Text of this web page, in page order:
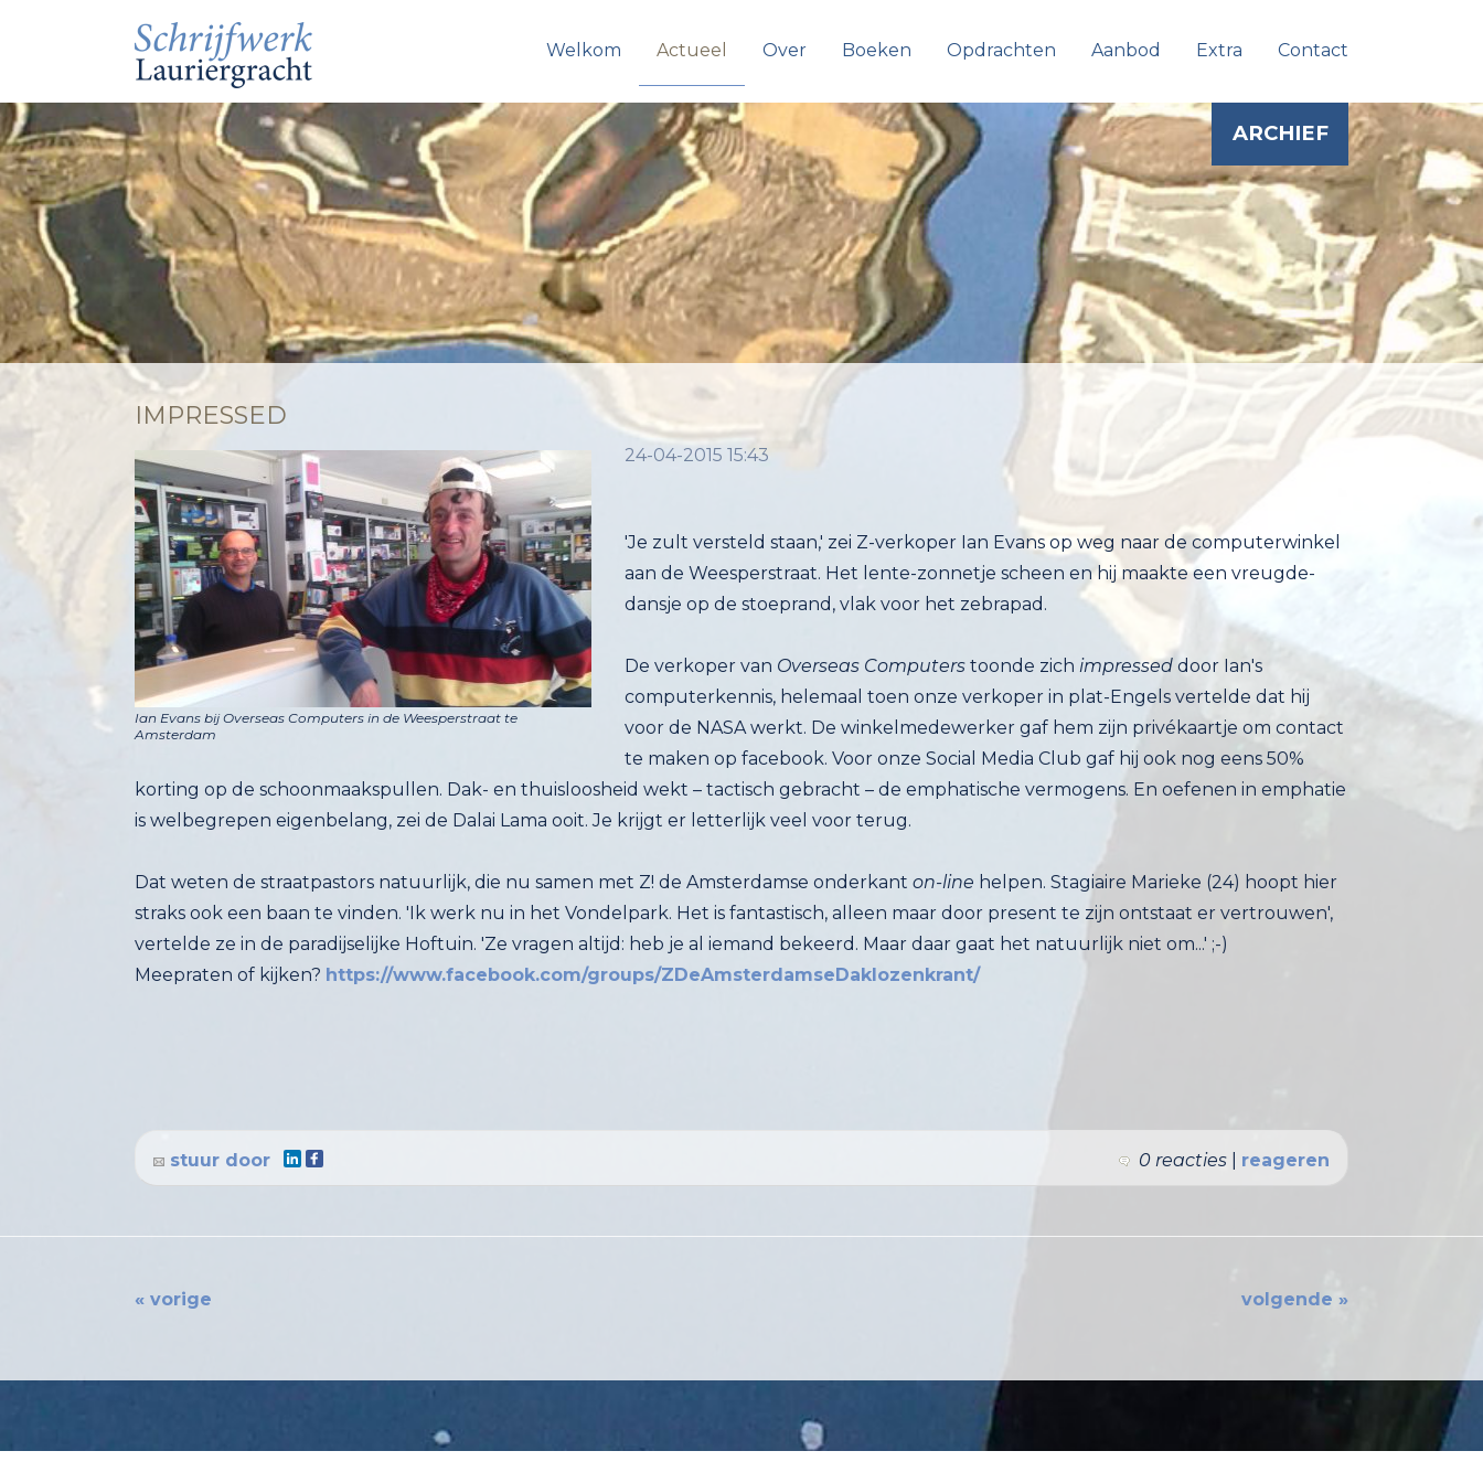
Welkom Actueel Over Boeken Opdrachten Aanbod Extra Contact
ARCHIEF
IMPRESSED
Ian Evans bij Overseas Computers in de Weesperstraat te
Amsterdam
24-04-2015 15:43
'Je zult versteld staan,' zei Z-verkoper Ian Evans op weg naar de computerwinkel
aan de Weesperstraat. Het lente-zonnetje scheen en hij maakte een vreugde-
dansje op de stoeprand, vlak voor het zebrapad.
De verkoper van Overseas Computers toonde zich impressed door Ian's
computerkennis, helemaal toen onze verkoper in plat-Engels vertelde dat hij
voor de NASA werkt. De winkelmedewerker gaf hem zijn privékaartje om contact
te maken op facebook. Voor onze Social Media Club gaf hij ook nog eens 50%
korting op de schoonmaakspullen. Dak- en thuisloosheid wekt – tactisch gebracht – de emphatische vermogens. En oefenen in emphatie
is welbegrepen eigenbelang, zei de Dalai Lama ooit. Je krijgt er letterlijk veel voor terug.
Dat weten de straatpastors natuurlijk, die nu samen met Z! de Amsterdamse onderkant on-line helpen. Stagiaire Marieke (24) hoopt hier
straks ook een baan te vinden. 'Ik werk nu in het Vondelpark. Het is fantastisch, alleen maar door present te zijn ontstaat er vertrouwen',
vertelde ze in de paradijselijke Hoftuin. 'Ze vragen altijd: heb je al iemand bekeerd. Maar daar gaat het natuurlijk niet om...' ;-)
Meepraten of kijken? https://www.facebook.com/groups/ZDeAmsterdamseDaklozenkrant/
0 reacties reageren
stuur door
« vorige volgende »